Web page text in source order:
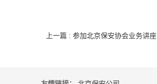
上一篇 : 参加北京保安协会业务讲座